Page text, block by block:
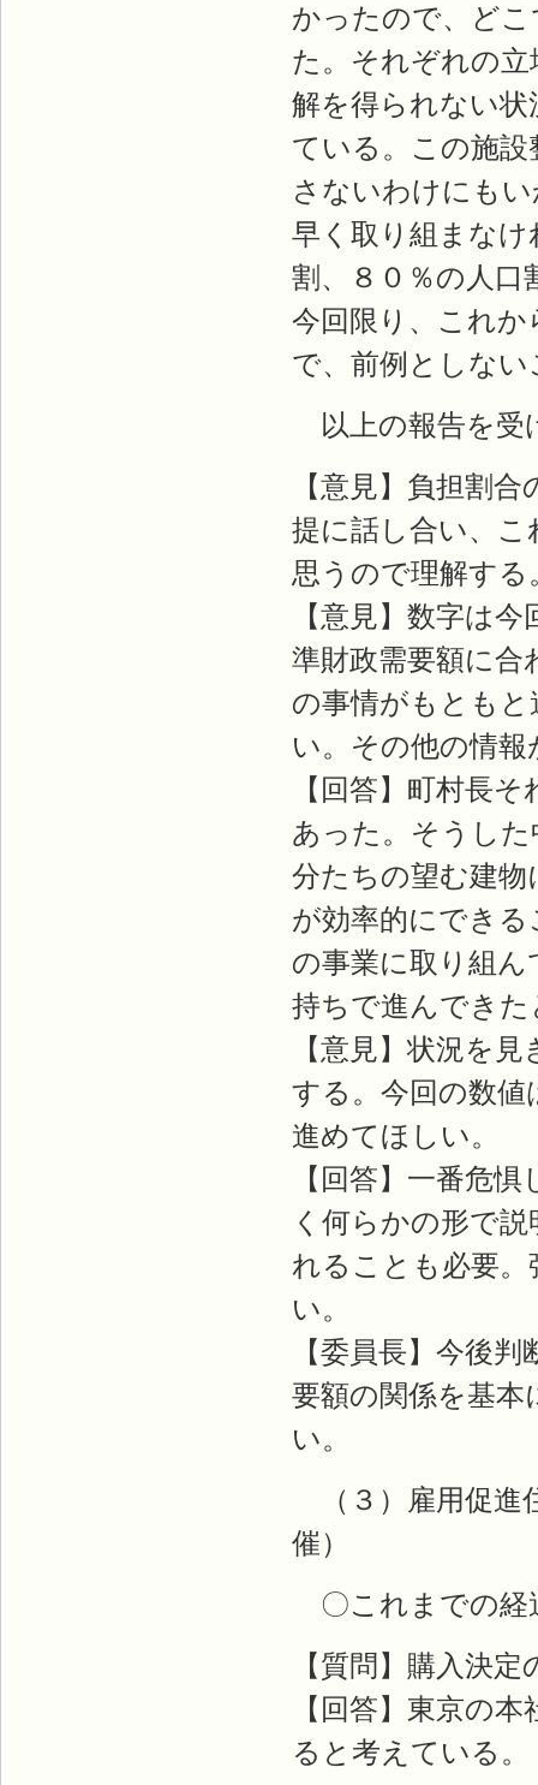
かったので、ど
た。それぞれの
解を得られない
ている。この施
さないわけにも
早く取り組まな
割、８０％の人口
今回限り、これか
で、前例としな
以上の報告を受
【意見】負担割
提に話し合い、
思うので理解する
【意見】数字は
準財政需要額に合
の事情がもとも
い。その他の情
【回答】町村長
あった。そうし
分たちの望む建
が効率的にでき
の事業に取り組
持ちで進んでき
【意見】状況を
する。今回の数
進めてほしい。
【回答】一番危
く何らかの形で
れることも必要
い。
【委員長】今後
要額の関係を基
い。
（３）雇用促進
催）
〇これまでの経
【質問】購入決
【回答】東京の
ると考えている。